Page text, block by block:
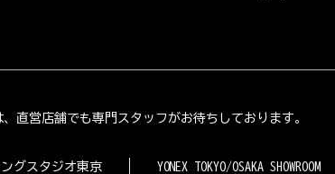
直営店舗でも専門スタッフがお待ちしております。
グスタジオ東京 YONEX TOKYO/OSAKA SHOWROOM